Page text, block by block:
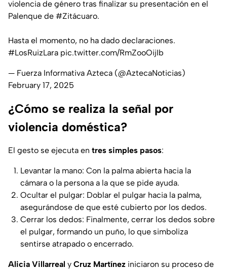
violencia de género tras finalizar su presentación en el
Palenque de #Zitácuaro.
Hasta el momento, no ha dado declaraciones.
#LosRuizLara pic.twitter.com/RmZooOijIb
— Fuerza Informativa Azteca (@AztecaNoticias)
February 17, 2025
¿Cómo se realiza la señal por
violencia doméstica?
El gesto se ejecuta en tres simples pasos:
Levantar la mano: Con la palma abierta hacia la
cámara o la persona a la que se pide ayuda.
Ocultar el pulgar: Doblar el pulgar hacia la palma,
asegurándose de que esté cubierto por los dedos.
Cerrar los dedos: Finalmente, cerrar los dedos sobre
el pulgar, formando un puño, lo que simboliza
sentirse atrapado o encerrado.
Alicia Villarreal y Cruz Martínez iniciaron su proceso de